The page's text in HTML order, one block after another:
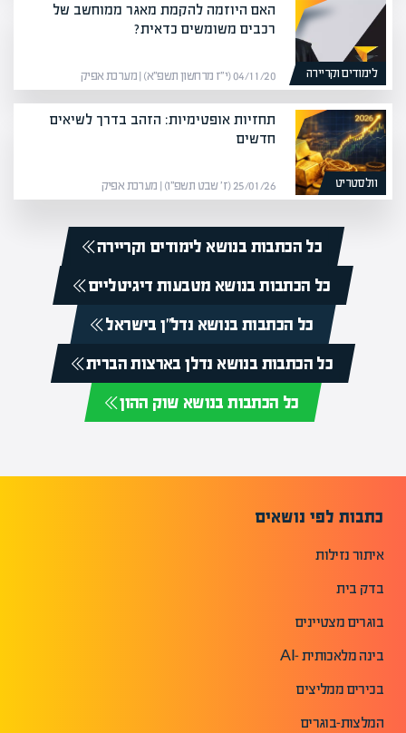
לימודים וקריירה
האם היוזמה להקמת מאגר ממוחשב של
רכבים משומשים כדאית?
04/11/20 (י״ז מרחשון תשפ״א) | מערכת אפיק
וולסטריט
תחזיות אופטימיות: הזהב בדרך לשיאים
חדשים
25/01/26 (ז׳ שבט תשפ״ו) | מערכת אפיק
כל הכתבות בנושא לימודים וקריירה
כל הכתבות בנושא מטבעות דיגיטליים
כל הכתבות בנושא נדל”ן בישראל
כל הכתבות בנושא נדלן בארצות הברית
כל הכתבות בנושא שוק ההון
כתבות לפי נושאים
איתור נזילות
בדק בית
בוגרים מצטיינים
בינה מלאכותית -AI
בכירים ממליצים
המלצות-בוגרים